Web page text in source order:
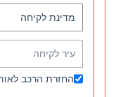
החזרת הרכב